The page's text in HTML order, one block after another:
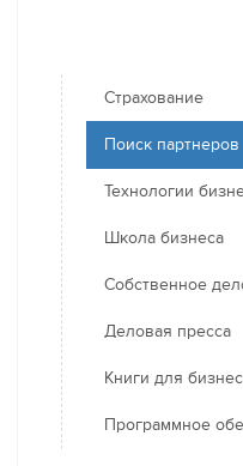
Страхование
Поиск партнеров
Технологии
Школа бизнеса
Собственное
Деловая пресса
Книги для
Программное